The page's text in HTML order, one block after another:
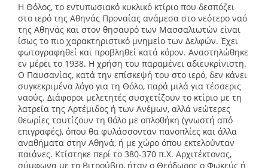
Η Θόλος, το εντυπωσιακό κυκλικό κτίριο που δεσπόζει
στο ιερό της Αθηνάς Προναίας ανάμεσα στο νεότερο ναό
της Αθηνάς και στον θησαυρό των Μασσαλιωτών είναι
ίσως το πιο χαρακτηριστικό μνημείο των Δελφών. Έχει
φωτογραφηθεί και προβληθεί κατά κόρον. Αναστηλώθηκε
εν μέρει το 1938. Η χρήση του παραμένει αδιευκρίνιστη.
Ο Παυσανίας, κατά την επίσκεψή του στο ιερό, δεν κάνει
συγκεκριμένα λόγο για τη Θόλο, παρά μιλά για τέσσερις
ναούς. Διάφοροι μελετητές συσχετίζουν το κτίριο με τη
λατρεία της Αρτέμιδος ή των Ανέμων, αλλά νεώτερες
θεωρίες ταυτίζουν τη θόλο με οπλοθήκη (γνωστή από
επιγραφές), όπου θα φυλάσσονταν πανοπλίες και άλλα
αναθήματα στην Αθηνά, ή με χώρο όπου εκτελούνταν
παιάνες. Κτίστηκε περί το 380-370 π.Χ. Αρχιτέκτονας,
σύμφωνα με το Βιτρούβιο, ήταν ο Θεόδωρος ο Φωκεύς ή